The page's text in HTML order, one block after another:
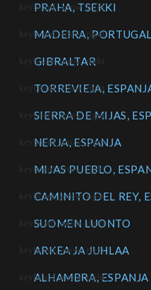
PRAHA, TSEKKI
MADEIRA,
GIBRALTAR
TORREVIEJA,
SIERRA DE MIJAS,
NERJA, ESPANJA
MIJAS PUEBLO,
CAMINITO DEL REY,
SUOMEN LUONTO
ARKEA JA JUHLAA
ALHAMBRA, ESPANJA